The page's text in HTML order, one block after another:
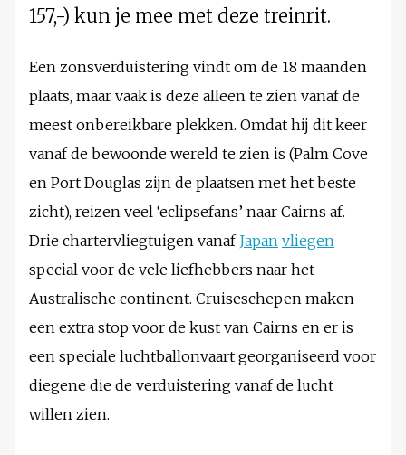
157,-) kun je mee met deze treinrit.
Een zonsverduistering vindt om de 18 maanden
plaats, maar vaak is deze alleen te zien vanaf de
meest onbereikbare plekken. Omdat hij dit keer
vanaf de bewoonde wereld te zien is (Palm Cove
en Port Douglas zijn de plaatsen met het beste
zicht), reizen veel ‘eclipsefans’ naar Cairns af.
Drie chartervliegtuigen vanaf Japan vliegen
special voor de vele liefhebbers naar het
Australische continent. Cruiseschepen maken
een extra stop voor de kust van Cairns en er is
een speciale luchtballonvaart georganiseerd voor
diegene die de verduistering vanaf de lucht
willen zien.